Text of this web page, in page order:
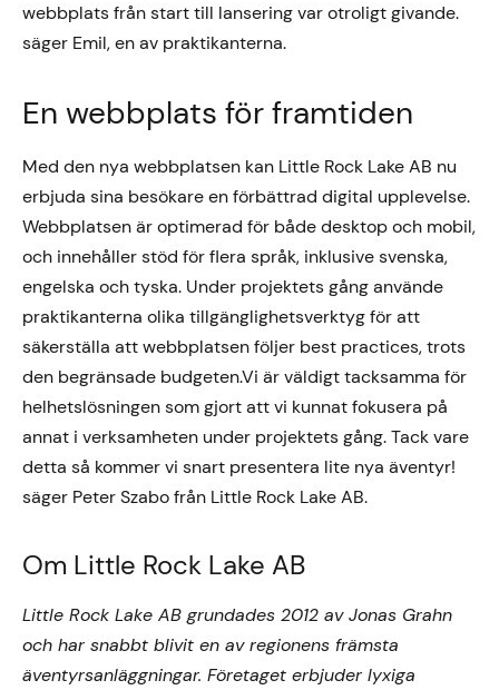
webbplats från start till lansering var otroligt givande.
säger Emil, en av praktikanterna.
En webbplats för framtiden
Med den nya webbplatsen kan Little Rock Lake AB nu
erbjuda sina besökare en förbättrad digital upplevelse.
Webbplatsen är optimerad för både desktop och mobil,
och innehåller stöd för flera språk, inklusive svenska,
engelska och tyska. Under projektets gång använde
praktikanterna olika tillgänglighetsverktyg för att
säkerställa att webbplatsen följer best practices, trots
den begränsade budgeten.Vi är väldigt tacksamma för
helhetslösningen som gjort att vi kunnat fokusera på
annat i verksamheten under projektets gång. Tack vare
detta så kommer vi snart presentera lite nya äventyr!
säger Peter Szabo från Little Rock Lake AB.
Om Little Rock Lake AB
Little Rock Lake AB grundades 2012 av Jonas Grahn
och har snabbt blivit en av regionens främsta
äventyrsanläggningar. Företaget erbjuder lyxiga